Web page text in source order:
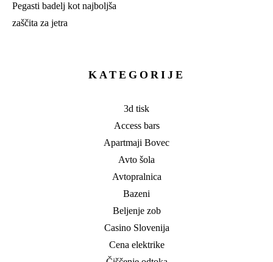
Navigacija
Pegasti badelj kot najboljša
zaščita za jetra
KATEGORIJE
3d tisk
Access bars
Apartmaji Bovec
Avto šola
Avtopralnica
Bazeni
Beljenje zob
Casino Slovenija
Cena elektrike